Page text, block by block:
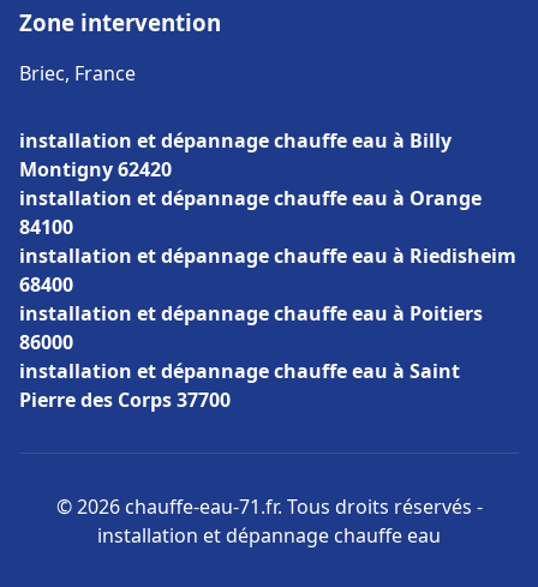
Zone intervention
Briec, France
installation et dépannage chauffe eau à Billy
Montigny 62420
installation et dépannage chauffe eau à Orange
84100
installation et dépannage chauffe eau à Riedisheim
68400
installation et dépannage chauffe eau à Poitiers
86000
installation et dépannage chauffe eau à Saint
Pierre des Corps 37700
© 2026 chauffe-eau-71.fr. Tous droits réservés -
installation et dépannage chauffe eau